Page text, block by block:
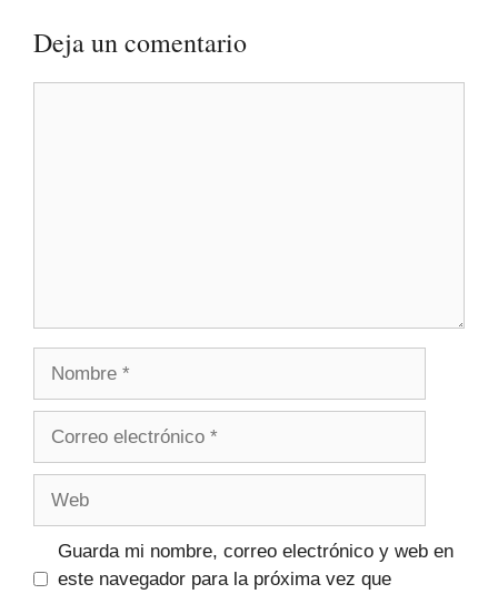
Deja un comentario
Guarda mi nombre, correo electrónico y web en
este navegador para la próxima vez que